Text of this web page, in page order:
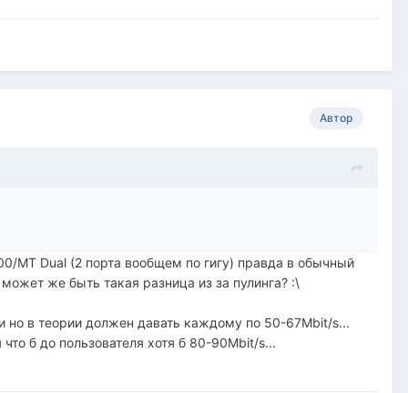
Автор
MT Dual (2 порта вообщем по гигу) правда в обычный
же быть такая разница из за пулинга? :\
но в теории должен давать каждому по 50-67Mbit/s...
б до пользователя хотя б 80-90Mbit/s...